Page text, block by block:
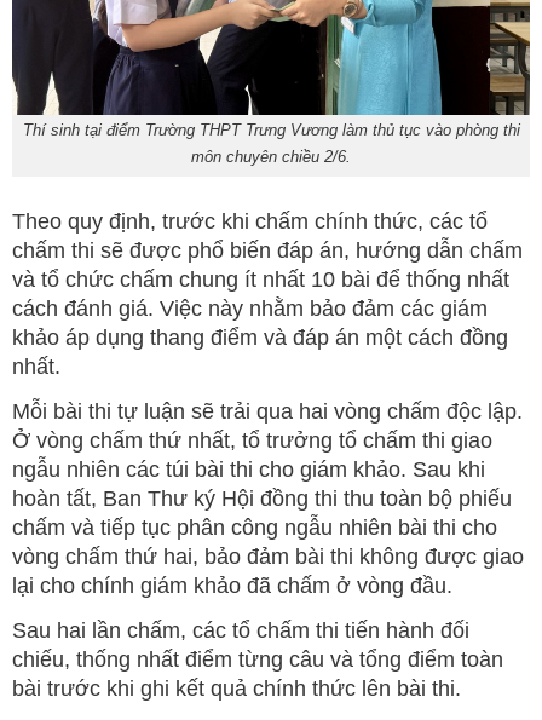
Thí sinh tại điểm Trường THPT Trưng Vương làm thủ tục vào phòng thi
môn chuyên chiều 2/6.
Theo quy định, trước khi chấm chính thức, các tổ
chấm thi sẽ được phổ biến đáp án, hướng dẫn chấm
và tổ chức chấm chung ít nhất 10 bài để thống nhất
cách đánh giá. Việc này nhằm bảo đảm các giám
khảo áp dụng thang điểm và đáp án một cách đồng
nhất.
Mỗi bài thi tự luận sẽ trải qua hai vòng chấm độc lập.
Ở vòng chấm thứ nhất, tổ trưởng tổ chấm thi giao
ngẫu nhiên các túi bài thi cho giám khảo. Sau khi
hoàn tất, Ban Thư ký Hội đồng thi thu toàn bộ phiếu
chấm và tiếp tục phân công ngẫu nhiên bài thi cho
vòng chấm thứ hai, bảo đảm bài thi không được giao
lại cho chính giám khảo đã chấm ở vòng đầu.
Sau hai lần chấm, các tổ chấm thi tiến hành đối
chiếu, thống nhất điểm từng câu và tổng điểm toàn
bài trước khi ghi kết quả chính thức lên bài thi.